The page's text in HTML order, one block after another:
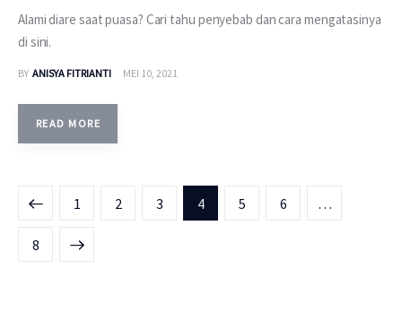
Alami diare saat puasa? Cari tahu penyebab dan cara mengatasinya
di sini.
BY ANISYA FITRIANTI MEI 10, 2021
READ MORE
1 2 3 4 5 6 …
8